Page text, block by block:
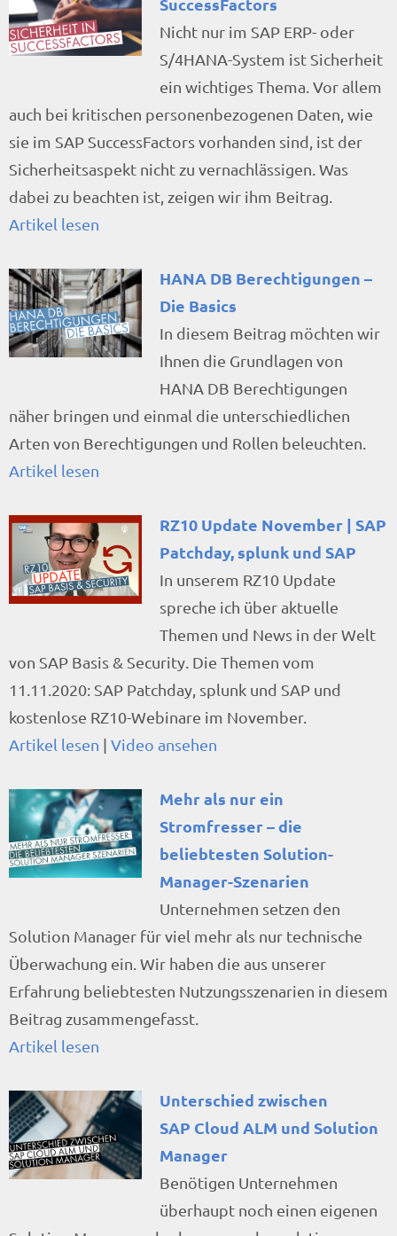
SuccessFactors
Nicht nur im SAP ERP- oder
S/4HANA-System ist Sicherheit
ein wichtiges Thema. Vor allem
auch bei kritischen personenbezogenen Daten, wie
sie im SAP SuccessFactors vorhanden sind, ist der
Sicherheitsaspekt nicht zu vernachlässigen. Was
dabei zu beachten ist, zeigen wir ihm Beitrag.
Artikel lesen
HANA DB Berechtigungen –
Die Basics
In diesem Beitrag möchten wir
Ihnen die Grundlagen von
HANA DB Berechtigungen
näher bringen und einmal die unterschiedlichen
Arten von Berechtigungen und Rollen beleuchten.
Artikel lesen
RZ10 Update November | SAP
Patchday, splunk und SAP
In unserem RZ10 Update
spreche ich über aktuelle
Themen und News in der Welt
von SAP Basis & Security. Die Themen vom
11.11.2020: SAP Patchday, splunk und SAP und
kostenlose RZ10-Webinare im November.
Artikel lesen | Video ansehen
Mehr als nur ein
Stromfresser – die
beliebtesten Solution-
Manager-Szenarien
Unternehmen setzen den
Solution Manager für viel mehr als nur technische
Überwachung ein. Wir haben die aus unserer
Erfahrung beliebtesten Nutzungsszenarien in diesem
Beitrag zusammengefasst.
Artikel lesen
Unterschied zwischen
SAP Cloud ALM und Solution
Manager
Benötigen Unternehmen
überhaupt noch einen eigenen